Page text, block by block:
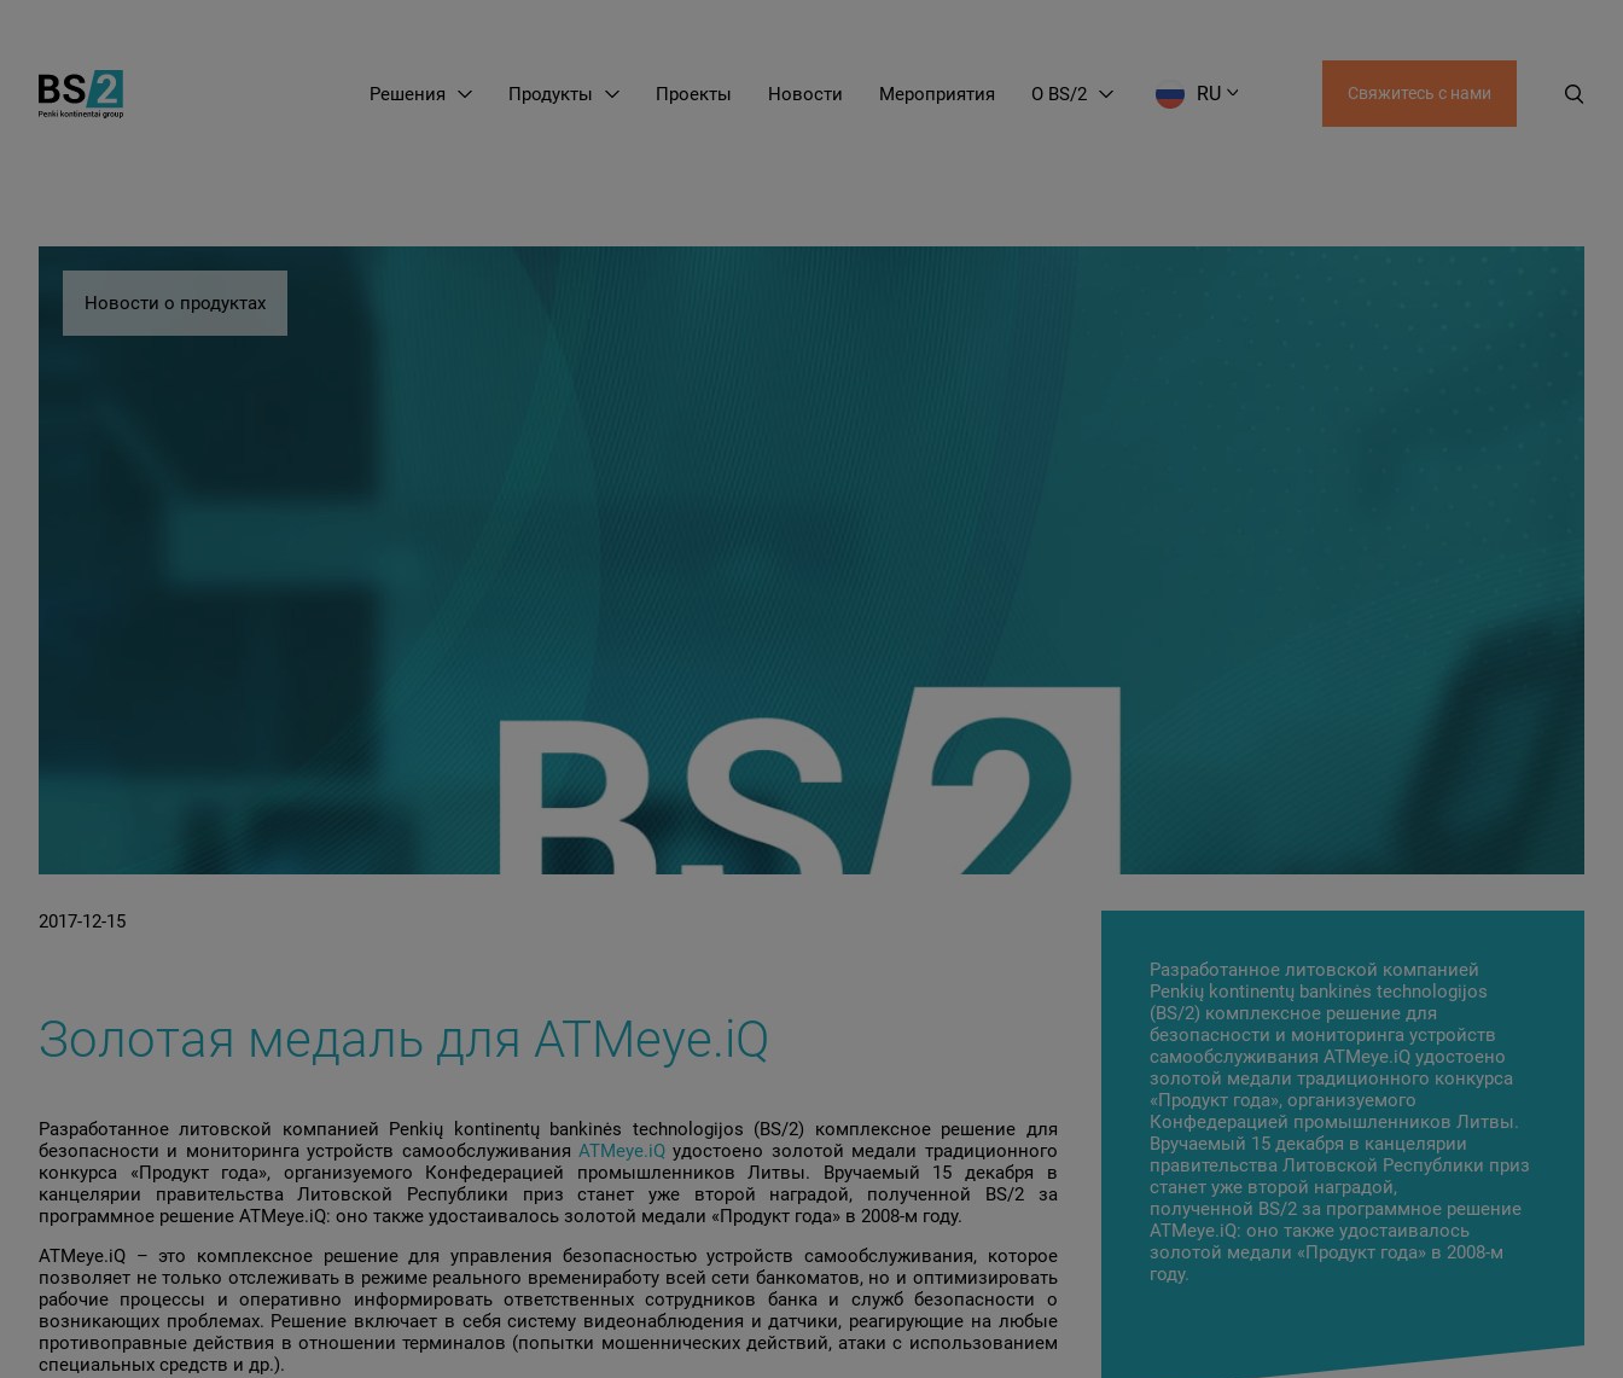
Решения Продукты Проекты Новости Мероприятия О BS/2 RU Свяжитесь с нами
Новости о продуктах
2017-12-15
Золотая медаль для ATMeye.iQ
Разработанное литовской компанией Penkių kontinentų bankinės technologijos (BS/2) комплексное решение для
безопасности и мониторинга устройств самообслуживания ATMeye.iQудостоено золотой медали традиционного
конкурса «Продукт года», организуемого Конфедерацией промышленников Литвы. Вручаемый 15 декабря в
канцелярии правительства Литовской Республики приз станет уже второй наградой, полученной BS/2 за
программное решение ATMeye.iQ: оно также удостаивалось золотой медали «Продукт года» в 2008-м году.
ATMeye.iQ – это комплексное решение для управления безопасностью устройств самообслуживания, которое
позволяет не только отслеживать в режиме реального времениработу всей сети банкоматов, но и оптимизировать
рабочие процессы и оперативно информировать ответственных сотрудников банка и служб безопасности о
возникающих проблемах. Решение включает в себя систему видеонаблюдения и датчики, реагирующие на любые
противоправные действия в отношении терминалов (попытки мошеннических действий, атаки с использованием
специальных средств и др.).
Разработанное литовской компанией
Penkių kontinentų bankinės technologijos
(BS/2) комплексное решение для
безопасности и мониторинга устройств
самообслуживания ATMeye.iQ удостоено
золотой медали традиционного конкурса
«Продукт года», организуемого
Конфедерацией промышленников Литвы.
Вручаемый 15 декабря в канцелярии
правительства Литовской Республики приз
станет уже второй наградой,
полученной BS/2 за программное решение
ATMeye.iQ: оно также удостаивалось
золотой медали «Продукт года» в 2008-м
году.